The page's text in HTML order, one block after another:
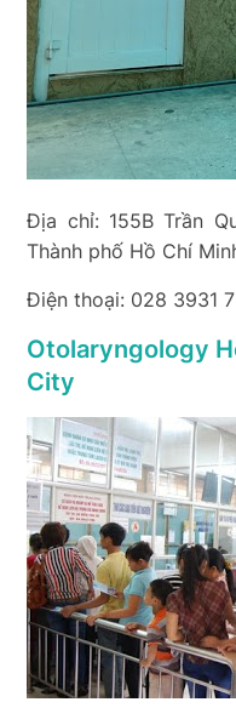
Địa chỉ: 155B Trần
Thành phố Hồ Chí
Điện thoại: 028 3931
Otolaryngology
City